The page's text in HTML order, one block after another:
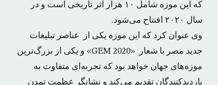
که این موزه شامل ۱۰ هزار اثر تاریخی است و در
سال ۲۰۲۰ افتتاح می‌شود.
وی عنوان کرد که این موزه یکی از عناصر تبلیغات
جدید مصر با شعار «GEM 2020» و یکی از بزرگ‌ترین
موزه‌های جهان خواهد بود که تجربه‌ای متفاوت به
بازدیدکنندگان تقدیم می‌کند و نشانگر عظمت تمدن